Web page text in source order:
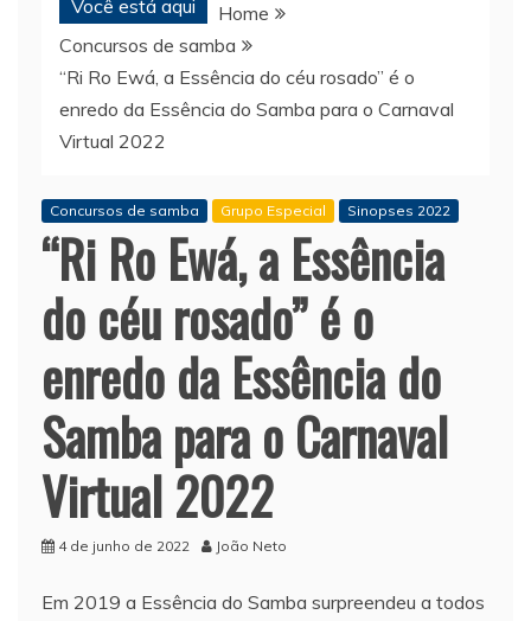
Você está aqui
Home
Concursos de samba
“Ri Ro Ewá, a Essência do céu rosado” é o
enredo da Essência do Samba para o Carnaval
Virtual 2022
Concursos de samba Grupo Especial Sinopses 2022
“Ri Ro Ewá, a Essência
do céu rosado” é o
enredo da Essência do
Samba para o Carnaval
Virtual 2022
4 de junho de 2022 João Neto
Em 2019 a Essência do Samba surpreendeu a todos